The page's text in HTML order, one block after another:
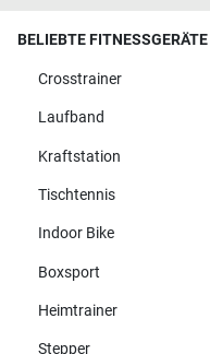
BELIEBTE
Crosstrainer
Laufband
Kraftstation
Tischtennis
Indoor Bike
Boxsport
Heimtrainer
Stepper